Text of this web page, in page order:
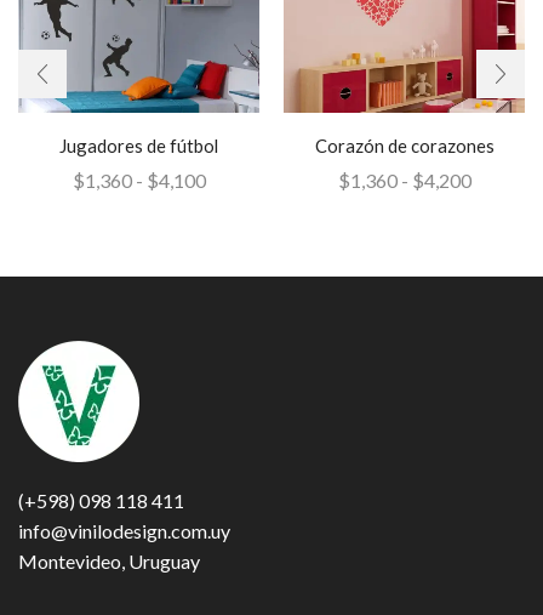
Jugadores de fútbol
$1,360 - $4,100
Corazón de corazones
$1,360 - $4,200
(+598) 098 118 411
info@vinilodesign.com.uy
Montevideo, Uruguay